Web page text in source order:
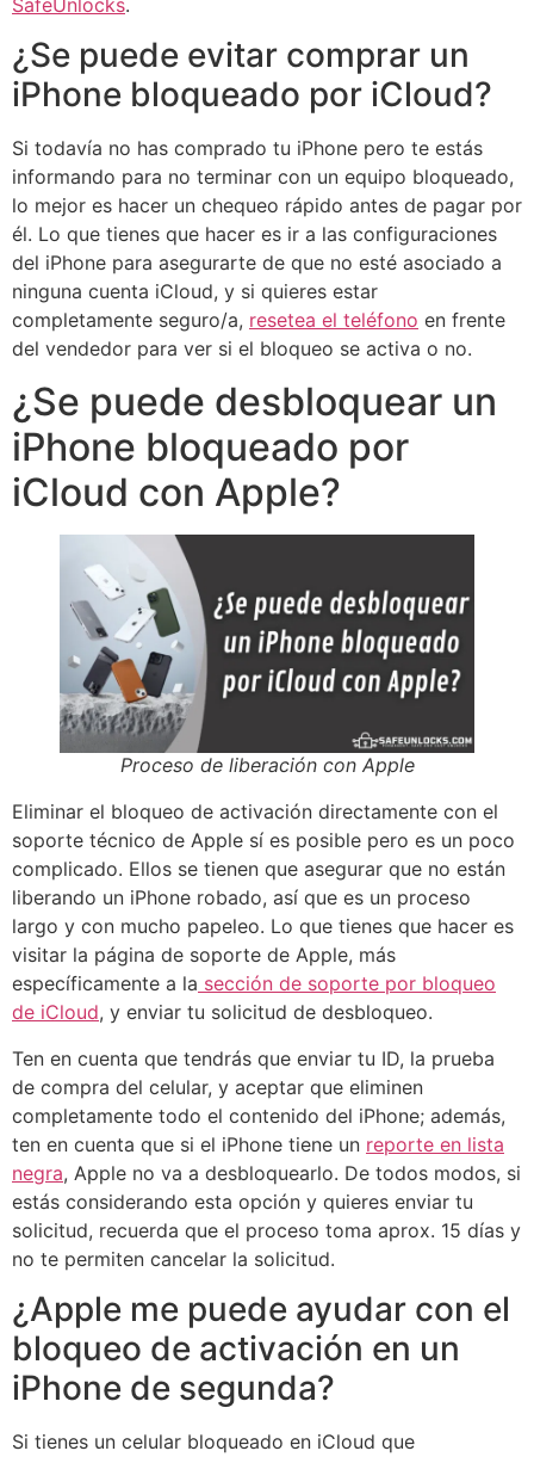
¿Se puede evitar comprar un
iPhone bloqueado por iCloud?
Si todavía no has comprado tu iPhone pero te estás
informando para no terminar con un equipo bloqueado,
lo mejor es hacer un chequeo rápido antes de pagar por
él. Lo que tienes que hacer es ir a las configuraciones
del iPhone para asegurarte de que no esté asociado a
ninguna cuenta iCloud, y si quieres estar
completamente seguro/a, resetea el teléfono en frente
del vendedor para ver si el bloqueo se activa o no.
¿Se puede desbloquear un
iPhone bloqueado por
iCloud con Apple?
Proceso de liberación con Apple
Eliminar el bloqueo de activación directamente con el
soporte técnico de Apple sí es posible pero es un poco
complicado. Ellos se tienen que asegurar que no están
liberando un iPhone robado, así que es un proceso
largo y con mucho papeleo. Lo que tienes que hacer es
visitar la página de soporte de Apple, más
específicamente a la sección de soporte por bloqueo
de iCloud, y enviar tu solicitud de desbloqueo.
Ten en cuenta que tendrás que enviar tu ID, la prueba
de compra del celular, y aceptar que eliminen
completamente todo el contenido del iPhone; además,
ten en cuenta que si el iPhone tiene un reporte en lista
negra, Apple no va a desbloquearlo. De todos modos, si
estás considerando esta opción y quieres enviar tu
solicitud, recuerda que el proceso toma aprox. 15 días y
no te permiten cancelar la solicitud.
¿Apple me puede ayudar con el
bloqueo de activación en un
iPhone de segunda?
Si tienes un celular bloqueado en iCloud que